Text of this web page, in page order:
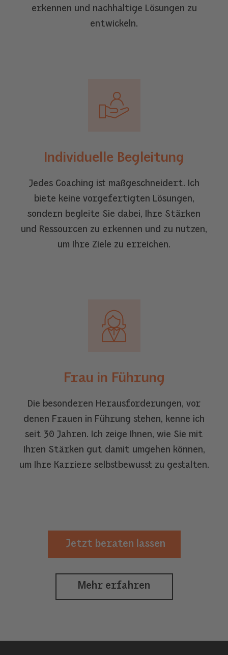
erkennen und nachhaltige Lösungen zu
entwickeln.
Individuelle Begleitung
Jedes Coaching ist maßgeschneidert. Ich
biete keine vorgefertigten Lösungen,
sondern begleite Sie dabei, Ihre Stärken
und Ressourcen zu erkennen und zu nutzen,
um Ihre Ziele zu erreichen.
Frau in Führung
Die besonderen Herausforderungen, vor
denen Frauen in Führung stehen, kenne ich
seit 30 Jahren. Ich zeige Ihnen, wie Sie mit
Ihren Stärken gut damit umgehen können,
um Ihre Karriere selbstbewusst zu gestalten.
Jetzt beraten lassen
Mehr erfahren